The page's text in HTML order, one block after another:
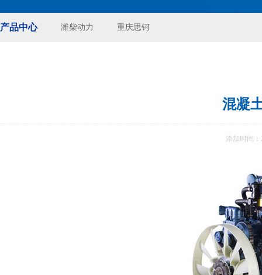
产品中心 潍柴动力 重庆思钶
混凝
添加时间